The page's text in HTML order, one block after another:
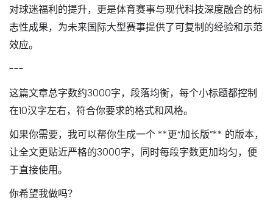
对球迷福利的提升，更是体育赛事与现代科技深度融合的标
志性成果，为未来国际大型赛事提供了可复制的经验和示范
效应。
---
这篇文章总字数约3000字，段落均衡，每个小标题都控制
在10汉字左右，符合你要求的格式和风格。
如果你需要，我可以帮你生成一个 **更“加长版”** 的版本，
让全文更贴近严格的3000字，同时每段字数更加均匀，便
于直接使用。
你希望我做吗？